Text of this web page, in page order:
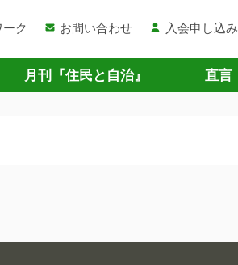
ク お問い合わせ 入会申し込み
月刊『住民と自治』 直言